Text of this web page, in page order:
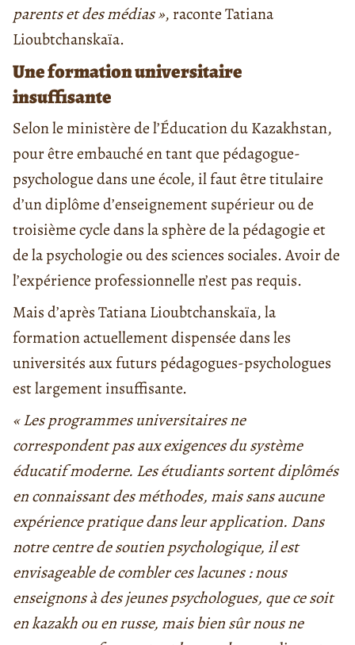
parents et des médias », raconte Tatiana
Lioubtchanskaïa.
Une formation universitaire
insuffisante
Selon le ministère de l’Éducation du Kazakhstan,
pour être embauché en tant que pédagogue-
psychologue dans une école, il faut être titulaire
d’un diplôme d’enseignement supérieur ou de
troisième cycle dans la sphère de la pédagogie et
de la psychologie ou des sciences sociales. Avoir de
l’expérience professionnelle n’est pas requis.
Mais d’après Tatiana Lioubtchanskaïa, la
formation actuellement dispensée dans les
universités aux futurs pédagogues-psychologues
est largement insuffisante.
« Les programmes universitaires ne
correspondent pas aux exigences du système
éducatif moderne. Les étudiants sortent diplômés
en connaissant des méthodes, mais sans aucune
expérience pratique dans leur application. Dans
notre centre de soutien psychologique, il est
envisageable de combler ces lacunes : nous
enseignons à des jeunes psychologues, que ce soit
en kazakh ou en russe, mais bien sûr nous ne